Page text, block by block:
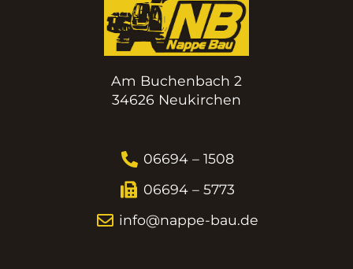
Am Buchenbach 2
34626 Neukirchen
06694 – 1508
06694 – 5773
info@nappe-bau.de